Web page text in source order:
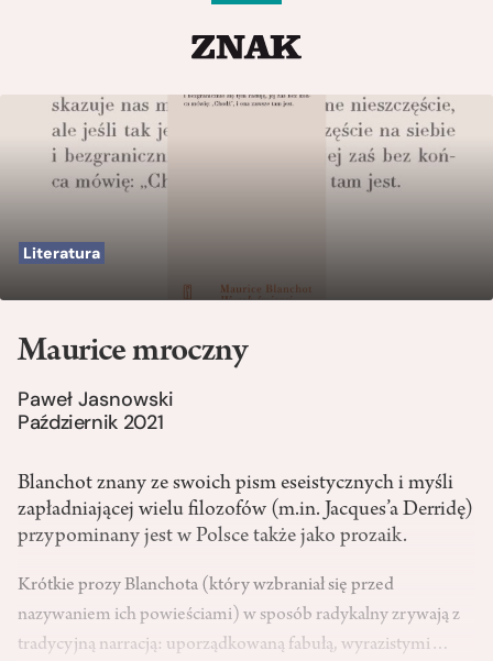
Literatura
Maurice mroczny
Paweł Jasnowski
Październik 2021
Blanchot znany ze swoich pism eseistycznych i myśli
zapładniającej wielu filozofów (m.in. Jacques’a Derridę)
przypominany jest w Polsce także jako prozaik.
Krótkie prozy Blanchota (który wzbraniał się przed
nazywaniem ich powieściami) w sposób radykalny zrywają z
tradycyjną narracją: uporządkowaną fabułą, wyrazistymi…